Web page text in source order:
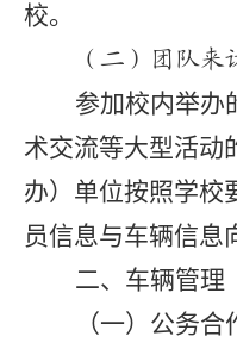
校。
（二）团队来
参加校内举办
术交流等大型活动
办）单位按照学校
员信息与车辆信息
二、车辆管理
（一）公务